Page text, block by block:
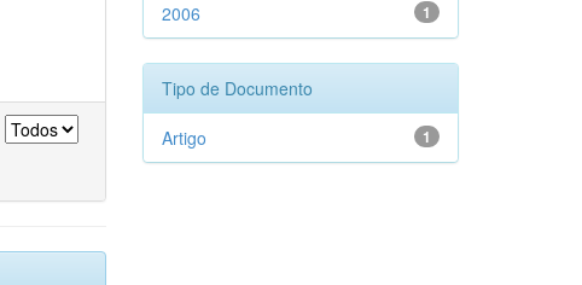
1
2006
Tipo de Documento
1
Artigo